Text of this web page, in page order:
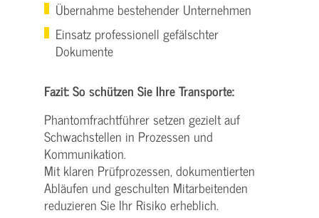
Übernahme bestehender Unternehmen
Einsatz professionell gefälschter
Dokumente
Fazit: So schützen Sie Ihre Transporte:
Phantomfrachtführer setzen gezielt auf
Schwachstellen in Prozessen und
Kommunikation.
Mit klaren Prüfprozessen, dokumentierten
Abläufen und geschulten Mitarbeitenden
reduzieren Sie Ihr Risiko erheblich.